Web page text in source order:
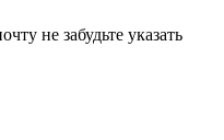
не забудьте указать